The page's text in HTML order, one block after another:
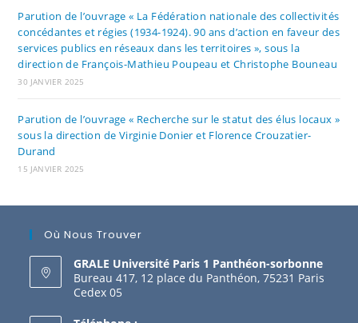
Parution de l’ouvrage « La Fédération nationale des collectivités
concédantes et régies (1934-1924). 90 ans d’action en faveur des
services publics en réseaux dans les territoires », sous la
direction de François-Mathieu Poupeau et Christophe Bouneau
30 JANVIER 2025
Parution de l’ouvrage « Recherche sur le statut des élus locaux »
sous la direction de Virginie Donier et Florence Crouzatier-
Durand
15 JANVIER 2025
Où Nous Trouver
GRALE Université Paris 1 Panthéon-sorbonne
Bureau 417, 12 place du Panthéon, 75231 Paris
Cedex 05